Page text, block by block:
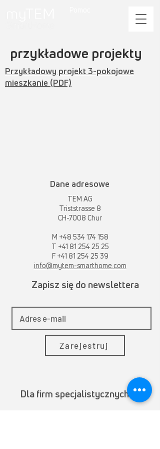
przykładowe projekty
Przykładowy projekt 3-pokojowe
mieszkanie (PDF)
Dane adresowe
TEM AG
Triststrasse 8
CH-7008 Chur
M +48 534 174 158
T +41 81 254 25 25
F +41 81 254 25 39
info@mytem-smarthome.com
Zapisz się do newslettera
Zarejestruj
Dla firm specjalistycznych